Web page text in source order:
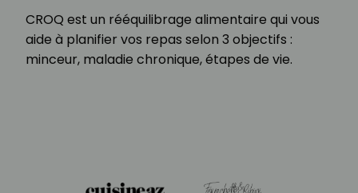
CROQ est un rééquilibrage alimentaire qui vous
aide à planifier vos repas selon 3 objectifs :
minceur, maladie chronique, étapes de vie.